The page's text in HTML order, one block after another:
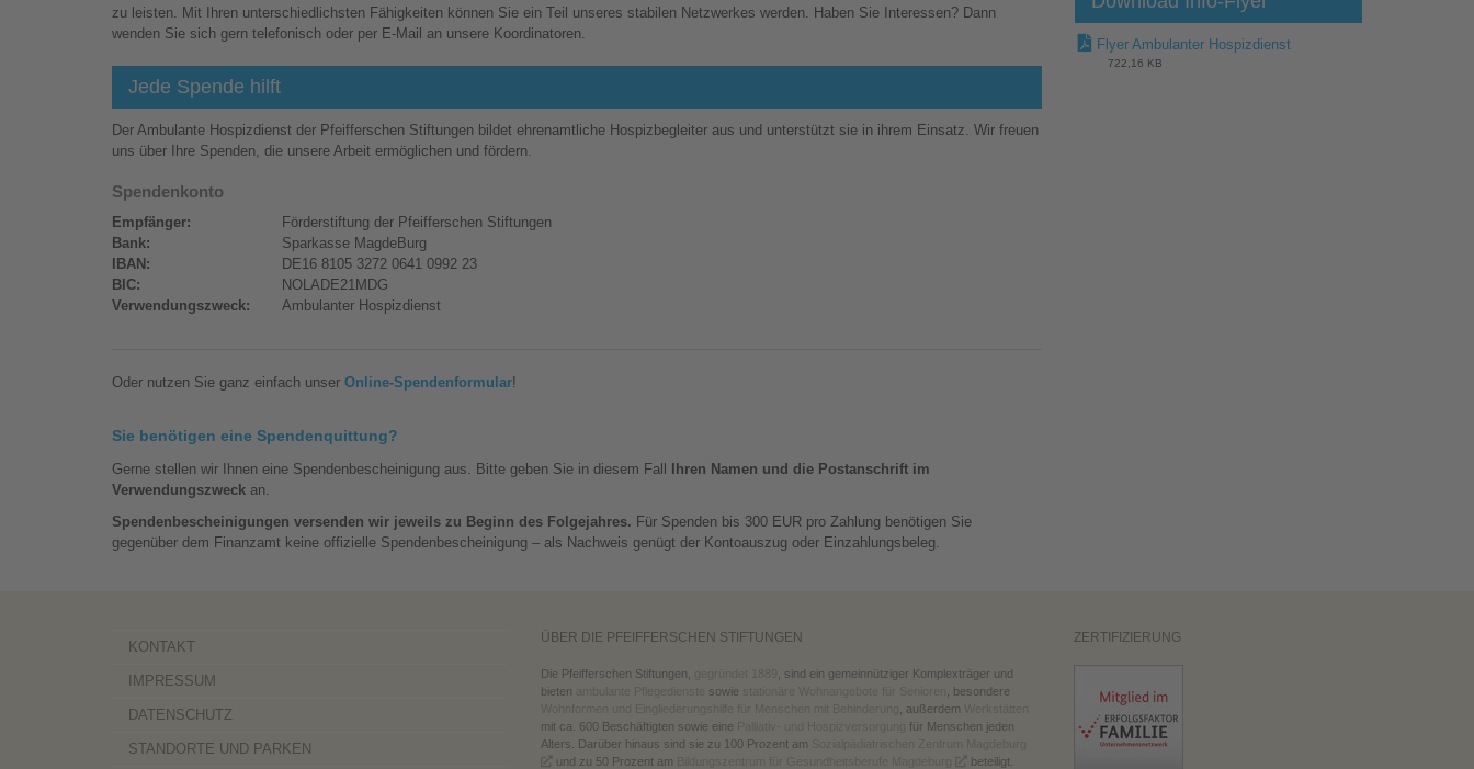
zu leisten. Mit Ihren unterschiedlichsten Fähigkeiten können Sie ein Teil unseres stabilen Netzwerkes werden. Haben Sie Interessen? Dann
wenden Sie sich gern telefonisch oder per E-Mail an unsere Koordinatoren.
Jede Spende hilft
Der Ambulante Hospizdienst der Pfeifferschen Stiftungen bildet ehrenamtliche Hospizbegleiter aus und unterstützt sie in ihrem Einsatz. Wir freuen
uns über Ihre Spenden, die unsere Arbeit ermöglichen und fördern.
Spendenkonto
Empfänger:
Förderstiftung der Pfeifferschen Stiftungen
Bank:
Sparkasse MagdeBurg
IBAN:
DE16 8105 3272 0641 0992 23
BIC:
NOLADE21MDG
Verwendungszweck:
Ambulanter Hospizdienst
Oder nutzen Sie ganz einfach unser Online-Spendenformular!
Sie benötigen eine Spendenquittung?
Gerne stellen wir Ihnen eine Spendenbescheinigung aus. Bitte geben Sie in diesem Fall
Ihren Namen und die Postanschrift im
Verwendungszweck an.
Spendenbescheinigungen versenden wir jeweils zu Beginn des Folgejahres. Für Spenden bis 300 EUR pro Zahlung benötigen Sie
gegenüber dem Finanzamt keine offizielle Spendenbescheinigung – als Nachweis genügt der Kontoauszug oder Einzahlungsbeleg.
Flyer Ambulanter Hospizdienst
722,16 KB
KONTAKT
IMPRESSUM
DATENSCHUTZ
STANDORTE UND PARKEN
ÜBER DIE PFEIFFERSCHEN STIFTUNGEN
Die Pfeifferschen Stiftungen,
, sind ein gemeinnütziger Komplexträger und
bieten
sowie
, besondere
, außerdem
mit ca. 600 Beschäftigten sowie eine
für Menschen jeden
Alters. Darüber hinaus sind sie zu 100 Prozent am
und zu 50 Prozent am
beteiligt.
ZERTIFIZIERUNG